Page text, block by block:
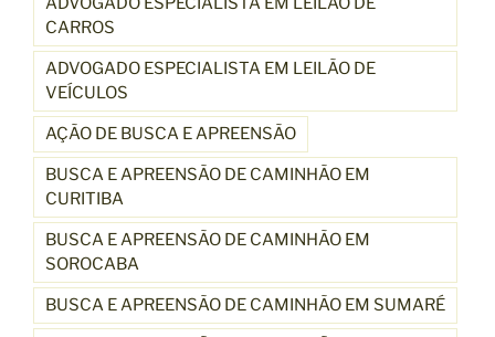
CARROS
ADVOGADO ESPECIALISTA EM LEILÃO DE
VEÍCULOS
AÇÃO DE BUSCA E APREENSÃO
BUSCA E APREENSÃO DE CAMINHÃO EM
CURITIBA
BUSCA E APREENSÃO DE CAMINHÃO EM
SOROCABA
BUSCA E APREENSÃO DE CAMINHÃO EM SUMARÉ